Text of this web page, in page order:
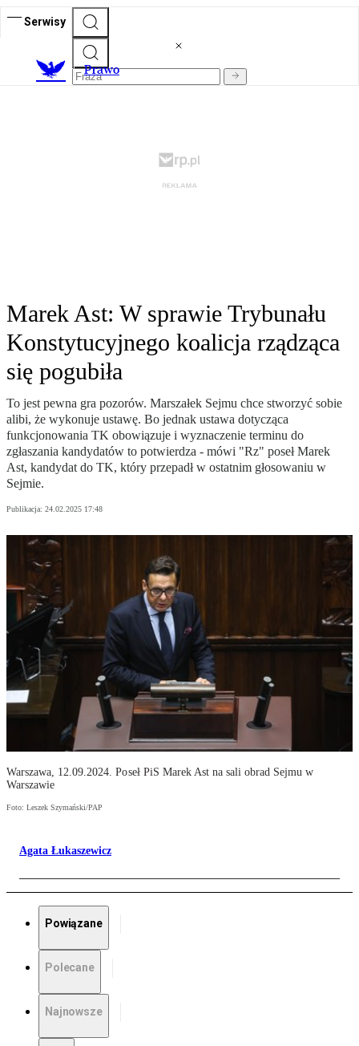
Serwisy
Prawo
Marek Ast: W sprawie Trybunału
Konstytucyjnego koalicja rządząca
się pogubiła
To jest pewna gra pozorów. Marszałek Sejmu chce stworzyć sobie
alibi, że wykonuje ustawę. Bo jednak ustawa dotycząca
funkcjonowania TK obowiązuje i wyznaczenie terminu do
zgłaszania kandydatów to potwierdza - mówi "Rz" poseł Marek
Ast, kandydat do TK, który przepadł w ostatnim głosowaniu w
Sejmie.
Publikacja: 24.02.2025 17:48
Warszawa, 12.09.2024. Poseł PiS Marek Ast na sali obrad Sejmu w
Warszawie
Foto: Leszek Szymański/PAP
Agata Łukaszewicz
Powiązane
Polecane
Najnowsze